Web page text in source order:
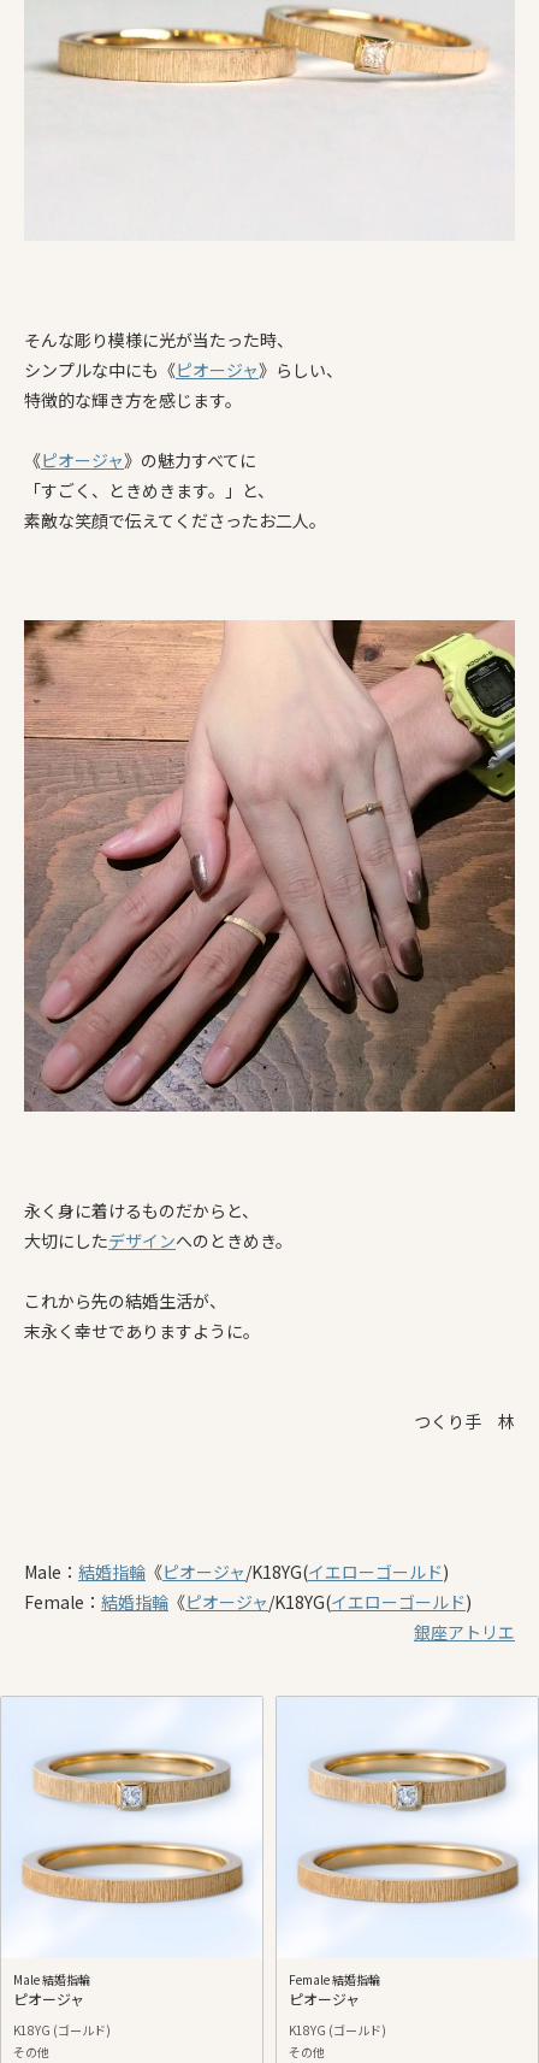
そんな彫り模様に光が当たった時、
シンプルな中にも《ピオージャ》らしい、
特徴的な輝き方を感じます。
《ピオージャ》の魅力すべてに
「すごく、ときめきます。」と、
素敵な笑顔で伝えてくださったお二人。
永く身に着けるものだからと、
大切にしたデザインへのときめき。
これから先の結婚生活が、
末永く幸せでありますように。
つくり手 林
Male： 結婚指輪 《ピオージャ/K18YG(イエローゴールド)
Female： 結婚指輪 《ピオージャ/K18YG(イエローゴールド)
銀座アトリエ
Male 結婚指輪
ピオージャ
K18YG (ゴールド)
その他
Female 結婚指輪
ピオージャ
K18YG (ゴールド)
その他